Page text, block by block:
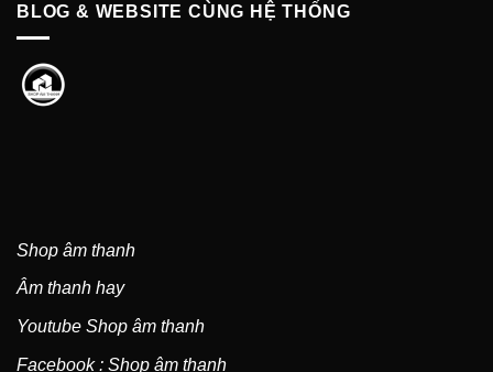
BLOG & WEBSITE CÙNG HỆ THỐNG
Shop âm thanh
Âm thanh hay
Youtube Shop âm thanh
Facebook : Shop âm thanh